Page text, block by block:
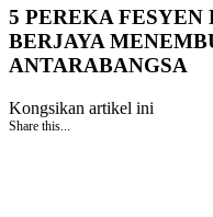
5 PEREKA
BERJAYA
ANTARABANGSA
Kongsikan artikel ini
Share this...